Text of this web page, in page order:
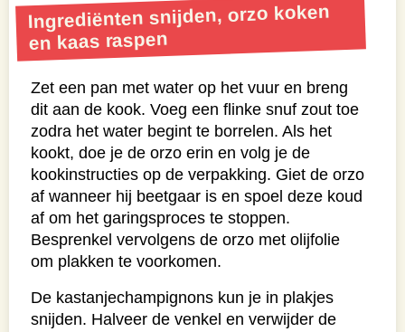
Ingrediënten snijden, orzo koken
en kaas raspen
Zet een pan met water op het vuur en breng
dit aan de kook. Voeg een flinke snuf zout toe
zodra het water begint te borrelen. Als het
kookt, doe je de orzo erin en volg je de
kookinstructies op de verpakking. Giet de orzo
af wanneer hij beetgaar is en spoel deze koud
af om het garingsproces te stoppen.
Besprenkel vervolgens de orzo met olijfolie
om plakken te voorkomen.
De kastanjechampignons kun je in plakjes
snijden. Halveer de venkel en verwijder de